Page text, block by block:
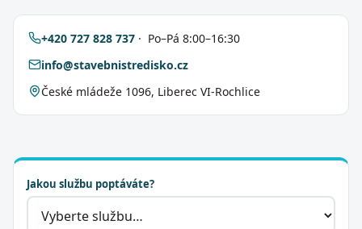
+420 727 828 737 · Po–Pá 8:00–16:30
info@stavebnistredisko.cz
České mládeže 1096, Liberec VI-Rochlice
Jakou službu poptáváte?